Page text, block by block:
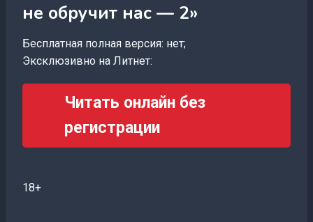
не обручит нас — 2»
Бесплатная полная версия: нет;
Эксклюзивно на Литнет:
Читать онлайн без
регистрации
18+